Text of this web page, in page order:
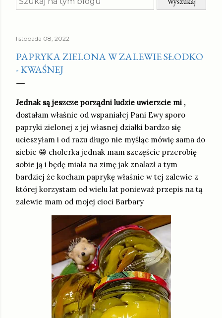
listopada 08, 2022
PAPRYKA ZIELONA W ZALEWIE SŁODKO
- KWAŚNEJ
Jednak są jeszcze porządni ludzie uwierzcie mi ,
dostałam właśnie od wspaniałej Pani Ewy sporo
papryki zielonej z jej własnej działki bardzo się
ucieszyłam i od razu długo nie myśląc mówię sama do
siebie 😁 cholerka jednak mam szczęście przerobię
sobie ją i będę miała na zimę jak znalazł a tym
bardziej że kocham paprykę właśnie w tej zalewie z
której korzystam od wielu lat ponieważ przepis na tą
zalewie mam od mojej cioci Barbary